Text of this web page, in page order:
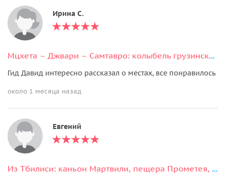
Ирина С.
Мцхета – Джвари – Самтавро: колыбель грузинского христианства
Гид Давид интересно рассказал о местах, все понравилось
около 1 месяца назад
Евгений
Из Тбилиси: каньон Мартвили, пещера Прометея, церковь Баграта и Кутаиси